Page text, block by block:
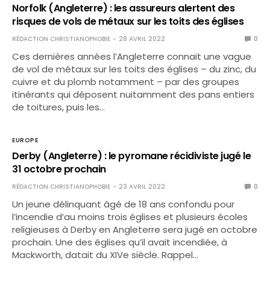
Norfolk (Angleterre) : les assureurs alertent des
risques de vols de métaux sur les toits des églises
RÉDACTION CHRISTIANOPHOBIE 28 AVRIL 2022 0
Ces dernières années l’Angleterre connait une vague
de vol de métaux sur les toits des églises – du zinc, du
cuivre et du plomb notamment – par des groupes
itinérants qui déposent nuitamment des pans entiers
de toitures, puis les…
EUROPE
Derby (Angleterre) : le pyromane récidiviste jugé le
31 octobre prochain
RÉDACTION CHRISTIANOPHOBIE 23 AVRIL 2022 0
Un jeune délinquant âgé de 18 ans confondu pour
l’incendie d’au moins trois églises et plusieurs écoles
religieuses à Derby en Angleterre sera jugé en octobre
prochain. Une des églises qu’il avait incendiée, à
Mackworth, datait du XIVe siècle. Rappel…